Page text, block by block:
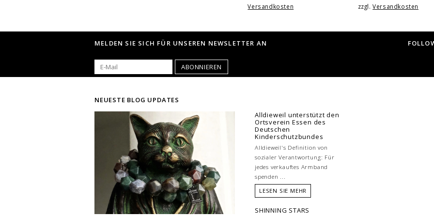
Versandkosten zzgl.Versandkosten
MELDEN SIE SICH FÜR UNSEREN NEWSLETTER AN
ABONNIEREN
NEUESTE BLOG UPDATES
Alldieweil unterstützt den
Ortsverein Essen des
Deutschen
Kinderschutzbundes
Alldieweil's Definition von
sozialer Verantwortung: Für
jedes verkauftes Armband
spenden ...
LESEN SIE MEHR
SHINNING STARS